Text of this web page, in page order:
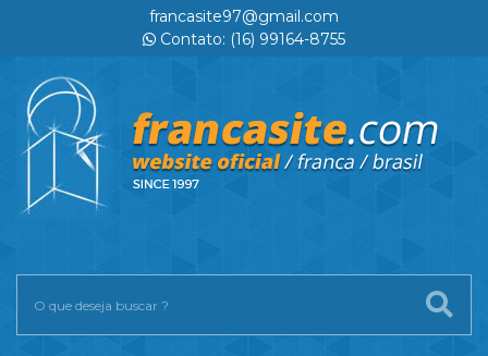
francasite97@gmail.com
Contato: (16) 99164-8755